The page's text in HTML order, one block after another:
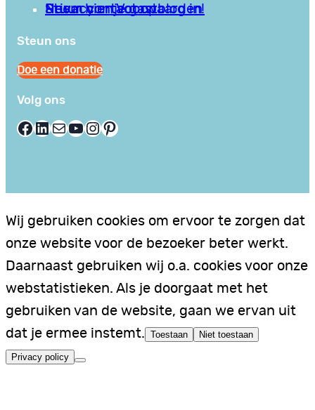
Privacy en Voorwaarden
Stuur hier je gastblog in!
Neem contact op
Steun ons
Doe een donatie
Volg ons
Facebook LinkedIn E-mail YouTube InstagramPinterest
Wij gebruiken cookies om ervoor te zorgen dat
onze website voor de bezoeker beter werkt.
Daarnaast gebruiken wij o.a. cookies voor onze
webstatistieken. Als je doorgaat met het
gebruiken van de website, gaan we ervan uit
dat je ermee instemt. Toestaan Niet toestaan
Privacy policy